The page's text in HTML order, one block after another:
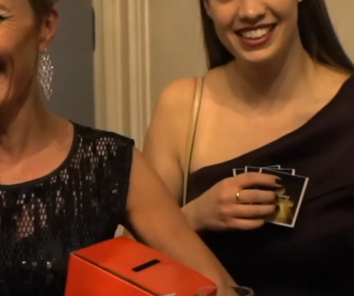
Zum Inhalt springen
Projekte Wissen Handwerk Leistungen Über uns Projekt anfragen
ProjekteWissen Handwerk Leistungen Über uns Projekt anfragen